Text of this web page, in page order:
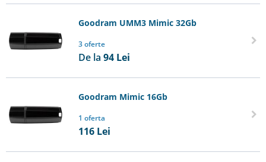
Goodram UMM3 Mimic 32Gb
3 oferte
De la 94 Lei
Goodram Mimic 16Gb
1 oferta
116 Lei